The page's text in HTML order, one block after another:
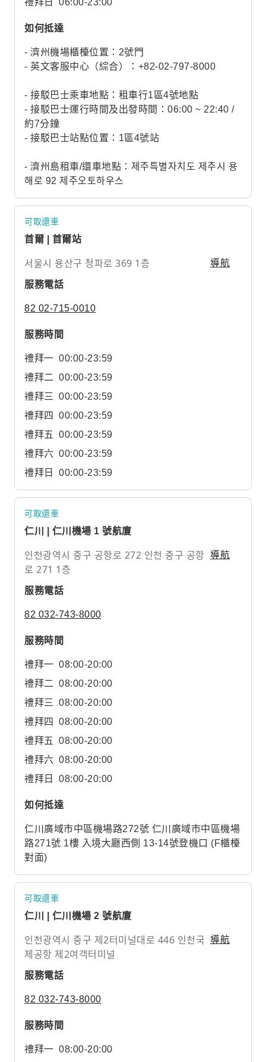
如何抵達
- 濟州機場櫃檯位置：2號門
- 英文客服中心（綜合）：+82-02-797-8000
- 接駁巴士乘車地點：租車行1區4號地點
- 接駁巴士運行時間及出發時間：06:00 ~ 22:40 /
約7分鐘
- 接駁巴士站點位置：1區4號站
- 濟州島租車/還車地點：제주특별자치도 제주시 용
해로 92 제주오토하우스
可取還車
首爾 | 首爾站
서울시 용산구 청파로 369 1층 導航
服務電話
82 02-715-0010
服務時間
禮拜一 00:00-23:59
禮拜二 00:00-23:59
禮拜三
00:00-23:59
禮拜四
00:00-23:59
禮拜五
00:00-23:59
禮拜六 00:00-23:59
禮拜日
00:00-23:59
可取還車
仁川 | 仁川機場 1 號航廈
인천광역시 중구 공항로 272 인천 중구 공항
로 271 1층
導航
服務電話
82 032-743-8000
服務時間
禮拜一 08:00-20:00
禮拜二 08:00-20:00
禮拜三
08:00-20:00
禮拜四
08:00-20:00
禮拜五
08:00-20:00
禮拜六 08:00-20:00
禮拜日
08:00-20:00
如何抵達
仁川廣域市中區機場路272號 仁川廣域市中區機場
路271號 1樓 入境大廳西側 13-14號登機口 (F櫃檯
對面)
可取還車
仁川 | 仁川機場 2 號航廈
인천광역시 중구 제2터미널대로 446 인천국
제공항 제2여객터미널
導航
服務電話
82 032-743-8000
服務時間
禮拜一 08:00-20:00